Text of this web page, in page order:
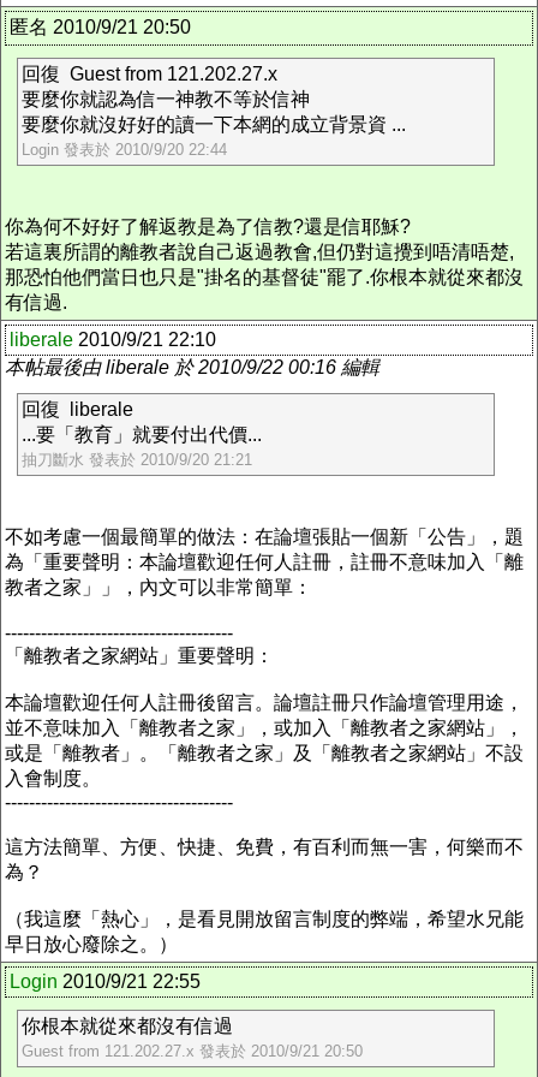
匿名 2010/9/21 20:50
回復 Guest from 121.202.27.x
要麼你就認為信一神教不等於信神
要麼你就沒好好的讀一下本網的成立背景資 ...
Login 發表於 2010/9/20 22:44
你為何不好好了解返教是為了信教?還是信耶穌?
若這裏所謂的離教者說自己返過教會,但仍對這攪到唔清唔楚,
那恐怕他們當日也只是"掛名的基督徒"罷了.你根本就從來都沒
有信過.
liberale 2010/9/21 22:10
本帖最後由 liberale 於 2010/9/22 00:16 編輯
回復 liberale
...要「教育」就要付出代價...
抽刀斷水 發表於 2010/9/20 21:21
不如考慮一個最簡單的做法：在論壇張貼一個新「公告」，題
為「重要聲明：本論壇歡迎任何人註冊，註冊不意味加入「離
教者之家」」，內文可以非常簡單：
--------------------------------------
「離教者之家網站」重要聲明：
本論壇歡迎任何人註冊後留言。論壇註冊只作論壇管理用途，
並不意味加入「離教者之家」，或加入「離教者之家網站」，
或是「離教者」。「離教者之家」及「離教者之家網站」不設
入會制度。
--------------------------------------
這方法簡單、方便、快捷、免費，有百利而無一害，何樂而不
為？
（我這麼「熱心」，是看見開放留言制度的弊端，希望水兄能
早日放心廢除之。）
Login 2010/9/21 22:55
你根本就從來都沒有信過
Guest from 121.202.27.x 發表於 2010/9/21 20:50